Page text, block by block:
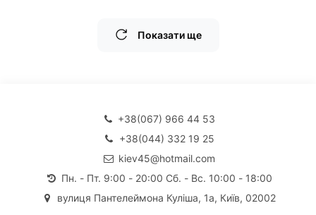
Показати ще
+38(067) 966 44 53
+38(044) 332 19 25
kiev45@hotmail.com
Пн. - Пт. 9:00 - 20:00 Сб. - Вс. 10:00 - 18:00
вулиця Пантелеймона Куліша, 1а, Київ, 02002